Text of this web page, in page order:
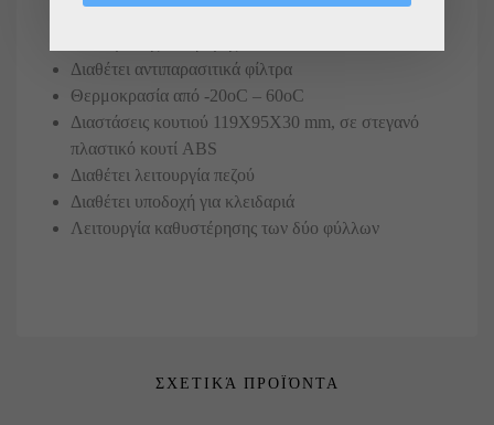
Διαθέτει αντιπαρασιτικά φίλτρα
Θερμοκρασία από -20oC – 60oC
Διαστάσεις κουτιού 119Χ95Χ30 mm, σε στεγανό
πλαστικό κουτί ABS
Διαθέτει λειτουργία πεζού
Διαθέτει υποδοχή για κλειδαριά
Λειτουργία καθυστέρησης των δύο φύλλων
ΣΧΕΤΙΚΆ ΠΡΟΪΌΝΤΑ